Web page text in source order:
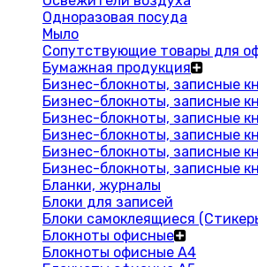
Одноразовая посуда
Мыло
Сопутствующие товары для
Бумажная продукция
Бизнес-блокноты, записные
Бизнес-блокноты, записные
Бизнес-блокноты, записные
Бизнес-блокноты, записные
Бизнес-блокноты, записные
Бизнес-блокноты, записные
Бланки, журналы
Блоки для записей
Блоки самоклеящиеся
Блокноты офисные
Блокноты офисные A4